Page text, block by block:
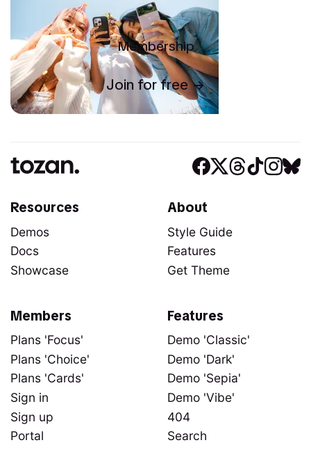
Membership
Join for free
About
Style Guide
Features
Get Theme
Resources
Demos
Docs
Showcase
Features
Demo 'Classic'
Demo 'Dark'
Demo 'Sepia'
Demo 'Vibe'
404
Search
Members
Plans 'Focus'
Plans 'Choice'
Plans 'Cards'
Sign in
Sign up
Portal